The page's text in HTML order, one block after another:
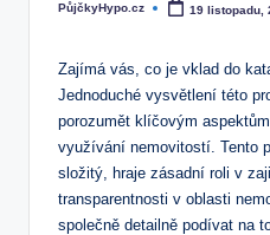
Posted
PůjčkyHypo.cz 19 listopadu,
Zajímá vás, co je vklad do
Jednoduché vysvětlení této
porozumět ⁤klíčovým
využívání‌ nemovitostí. Tento
složitý, ‍hraje zásadní roli v
transparentnosti v ⁤oblasti
společně detailně podívat ⁣na